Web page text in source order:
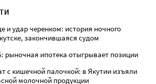
и удар черенком: история ночного
закончившаяся судом
рыночная ипотека отыгрывает позиции
с кишечной палочкой: в Якутии изъяли
молочной продукции